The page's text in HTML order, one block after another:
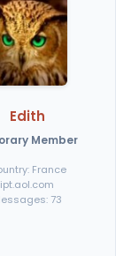
Edith
Member
France
ipt.aol.com
73